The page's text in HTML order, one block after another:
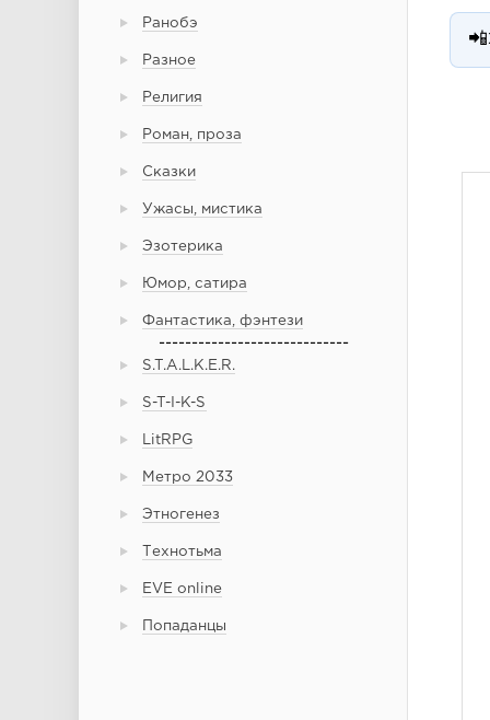
Ранобэ
Разное
Религия
Роман, проза
Сказки
Ужасы, мистика
Эзотерика
Юмор, сатира
Фантастика, фэнтези
-----------------------------
S.T.A.L.K.E.R.
S-T-I-K-S
LitRPG
Метро 2033
Этногенез
Технотьма
EVE online
Попаданцы
📲